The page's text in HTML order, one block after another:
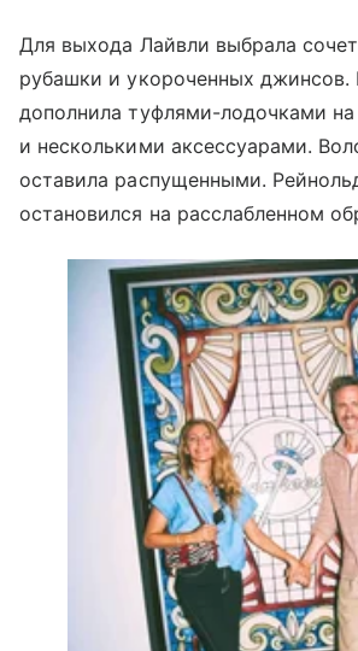
Для выхода Лайвли выбрала
рубашки и укороченных джинсов.
дополнила туфлями-лодочками на
и несколькими аксессуарами.
оставила распущенными.
остановился на расслабленном